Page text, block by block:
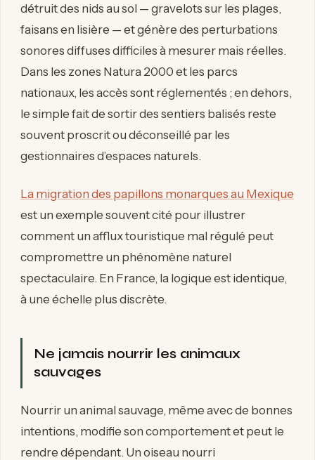
détruit des nids au sol — gravelots sur les plages,
faisans en lisière — et génère des perturbations
sonores diffuses difficiles à mesurer mais réelles.
Dans les zones Natura 2000 et les parcs
nationaux, les accès sont réglementés ; en dehors,
le simple fait de sortir des sentiers balisés reste
souvent proscrit ou déconseillé par les
gestionnaires d’espaces naturels.
La migration des papillons monarques au Mexique
est un exemple souvent cité pour illustrer
comment un afflux touristique mal régulé peut
compromettre un phénomène naturel
spectaculaire. En France, la logique est identique,
à une échelle plus discrète.
Ne jamais nourrir les animaux
sauvages
Nourrir un animal sauvage, même avec de bonnes
intentions, modifie son comportement et peut le
rendre dépendant. Un oiseau nourri